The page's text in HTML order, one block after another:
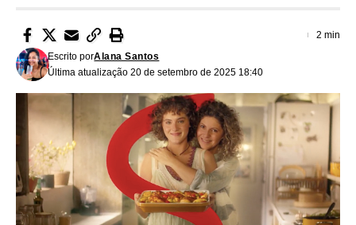
Última atualização 20 de setembro de 2025 18:40
Escrito porAlana Santos
2 min